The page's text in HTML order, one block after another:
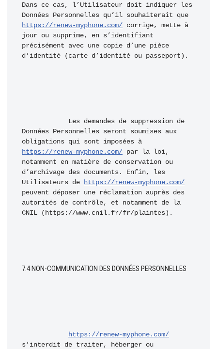
Dans ce cas, l’Utilisateur doit indiquer les
https://renew-myphone.com/ corrige, mette à
jour ou supprime, en s’identifiant
précisément avec une copie d’une pièce
d’identité (carte d’identité ou passeport).
Données Personnelles seront soumises aux
https://renew-myphone.com/ par la loi,
notamment en matière de conservation ou
d’archivage des documents. Enfin, les
Utilisateurs de https://renew-myphone.com/
peuvent déposer une réclamation auprès des
autorités de contrôle, et notamment de la
CNIL (https://www.cnil.fr/fr/plaintes).
7.4 NON-COMMUNICATION DES DONNÉES PERSONNELLES
https://renew-myphone.com/
s’interdit de traiter, héberger ou